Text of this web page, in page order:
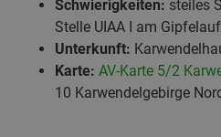
Schwierigkeiten: steiles
Stelle UIAA I am
Unterkunft:
Karte: AV-Karte 5/2
10 Karwendelgebirge